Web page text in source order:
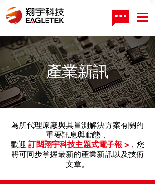
產業新訊
為所代理原廠與其量測解決方案有關的
重要訊息與動態，
歡迎訂閱翔宇科技主題式電子報 >，您
將可同步掌握最新的產業新訊以及技術
文章。